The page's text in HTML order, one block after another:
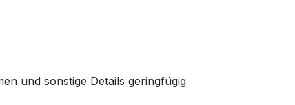
und sonstige Details geringfügig